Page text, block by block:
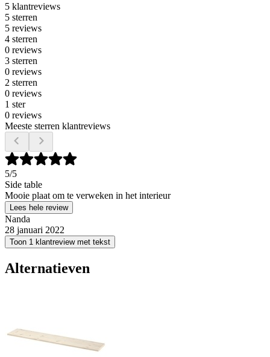
5 klantreviews
5 sterren
5 reviews
4 sterren
0 reviews
3 sterren
0 reviews
2 sterren
0 reviews
1 ster
0 reviews
Meeste sterren klantreviews
5/5
Side table
Mooie plaat om te verweken in het interieur
Lees hele review
Nanda
28 januari 2022
Toon 1 klantreview met tekst
Alternatieven